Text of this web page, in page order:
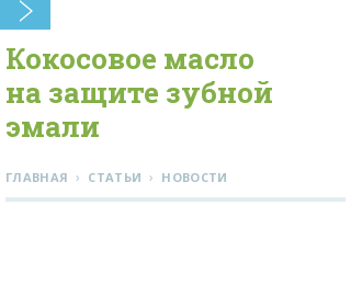
Кокосовое масло
на защите зубной
эмали
ГЛАВНАЯ › СТАТЬИ › НОВОСТИ